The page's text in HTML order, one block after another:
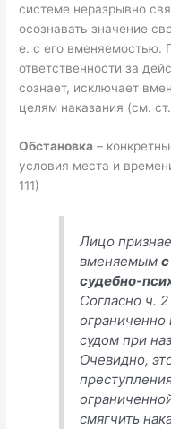
системе неразрывно
осознавать значение
е. с его вменяемостью.
ответственности за
сознает, исключает
целям наказания (см.
Обстановка –
условия места и
111)
Лицо
вменяемым
судебно-
Согласно ч.
судом при
Очевидно,
смягчить